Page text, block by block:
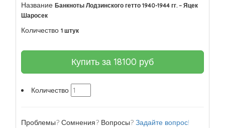
Название Банкноты Лодзинского гетто 1940-1944 гг. – Яцек
Шаросек
Количество 1 штук
Купить за 18100 руб
Количество
Проблемы? Сомнения? Вопросы? Задайте вопрос!